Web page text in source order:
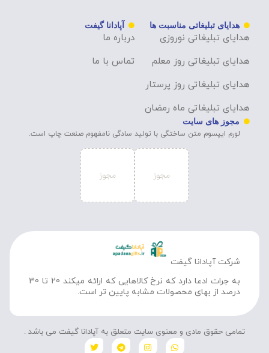
هدایای تبلیغاتی مناسبت ها
هدایای تبلیغاتی نوروزی
هدایای تبلیغاتی روز معلم
هدایای تبلیغاتی روز پرستار
هدایای تبلیغاتی ماه رمضان
آپادانا گیفت
درباره ما
تماس با ما
مجوز های سایت
لورم ایپسوم متن ساختگی با تولید سادگی نامفهوم صنعت چاپ است.
شرکت آپادانا گیفت
به جرات ادعا دارد که نرخ کالاهایی که ارائه میکند 20 تا 30
درصد از بهای محصولات مشابه پایین تر است.
تمامی حقوق مادی و معنوی سایت متعلق به آپادانا گیفت می باشد .